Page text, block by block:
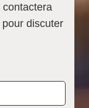
pour discuter